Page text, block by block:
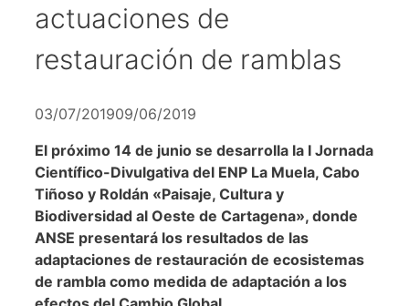
actuaciones de
restauración de ramblas
03/07/201909/06/2019
El próximo 14 de junio se desarrolla la I Jornada
Científico-Divulgativa del ENP La Muela, Cabo
Tiñoso y Roldán «Paisaje, Cultura y
Biodiversidad al Oeste de Cartagena», donde
ANSE presentará los resultados de las
adaptaciones de restauración de ecosistemas
de rambla como medida de adaptación a los